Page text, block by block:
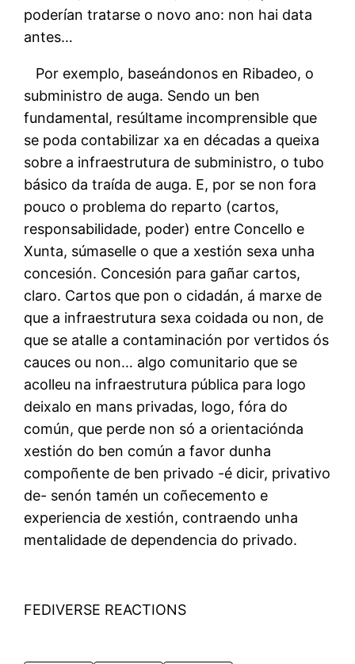
poderían tratarse o novo ano: non hai data
antes…
Por exemplo, baseándonos en Ribadeo, o
subministro de auga. Sendo un ben
fundamental, resúltame incomprensible que
se poda contabilizar xa en décadas a queixa
sobre a infraestrutura de subministro, o tubo
básico da traída de auga. E, por se non fora
pouco o problema do reparto (cartos,
responsabilidade, poder) entre Concello e
Xunta, súmaselle o que a xestión sexa unha
concesión. Concesión para gañar cartos,
claro. Cartos que pon o cidadán, á marxe de
que a infraestrutura sexa coidada ou non, de
que se atalle a contaminación por vertidos ós
cauces ou non… algo comunitario que se
acolleu na infraestrutura pública para logo
deixalo en mans privadas, logo, fóra do
común, que perde non só a orientaciónda
xestión do ben común a favor dunha
compoñente de ben privado -é dicir, privativo
de- senón tamén un coñecemento e
experiencia de xestión, contraendo unha
mentalidade de dependencia do privado.
FEDIVERSE REACTIONS